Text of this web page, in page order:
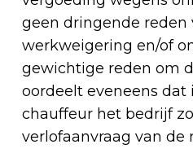
geen dringende reden
werkweigering en/of
gewichtige reden om
oordeelt eveneens dat
chauffeur het bedrijf
verlofaanvraag van